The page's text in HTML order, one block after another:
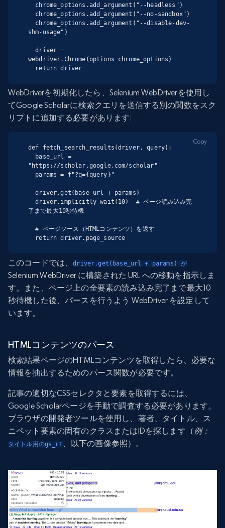
shm-usage")
  driver =
webdriver.Chrome(options=chrome_options)
  return driver
WebDriverを初期化したら、Selenium WebDriverを使用し
てGoogle Scholarに検索クエリを送信する別の関数をスク
リプトに追加する必要があります:
def fetch_search_results(driver, query):
"https://scholar.google.com/scholar"
  driver.get(base_url + params)
  driver.implicitly_wait(10)  # ページ読み込み完
了まで最大10秒待機
  # ページソース（HTMLコンテンツ）を返す
  return driver.page_source
Copy
このコードでは、driver.get(base_url + params) が
Selenium WebDriver に構築された URL への移動を指示しま
す。また、ページ上の全要素の読み込み完了まで最大10
秒待機した後、パースを行うよう WebDriver を設定して
います。
HTMLコンテンツのパース
検索結果ページのHTMLコンテンツを取得したら、必要な
情報を抽出するためのパース関数が必要です。
記事の適切なCSSセレクタと要素を取得するには、
Google Scholarページを手動で調査する必要があります。
ブラウザの開発者ツールを使用し、著者、タイトル、ス
ニペット要素の固有のクラスまたはIDを探します（例：
タイトル用のgs_rt、以下の画像参照）。